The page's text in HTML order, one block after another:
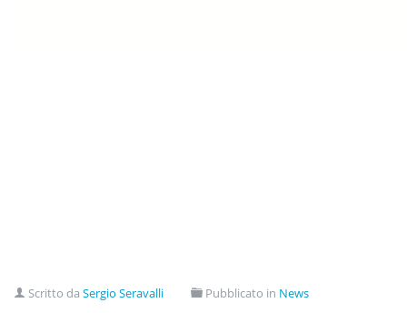
Scritto da Sergio Seravalli Pubblicato in News